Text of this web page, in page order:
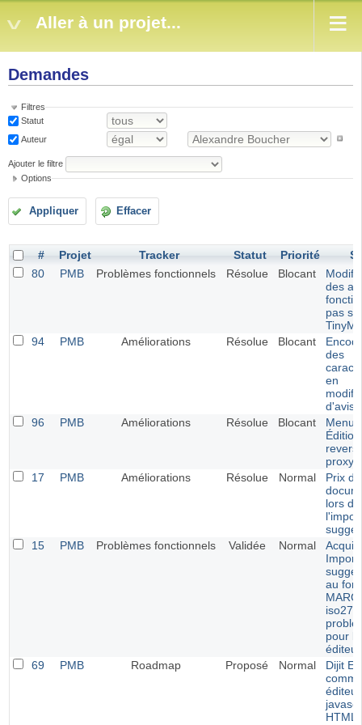
Aller à un projet...
Demandes
Filtres
Statut
Auteur
Ajouter le filtre
Options
Appliquer Effacer
# Projet Tracker Statut Priorité
80
PMB Problèmes fonctionnels Résolue Blocant
des
pas
94
PMB Améliorations Résolue Blocant
des
en
d'avis
96
PMB Améliorations Résolue Blocant
Menu
proxy
17
PMB Améliorations Résolue Normal
Prix
lors de
15
PMB Problèmes fonctionnels Validée Normal
Import
au
MARC
pour
69
PMB Roadmap Proposé Normal
Dijit
éditeur
HTML